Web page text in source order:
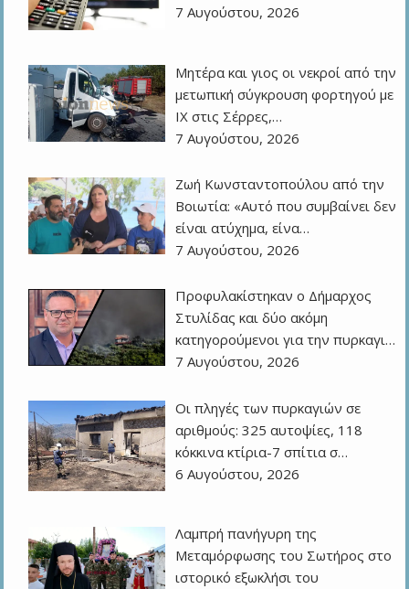
7 Αυγούστου, 2026
Μητέρα και γιος οι νεκροί από την
μετωπική σύγκρουση φορτηγού με
ΙΧ στις Σέρρες,…
7 Αυγούστου, 2026
Ζωή Κωνσταντοπούλου από την
Βοιωτία: «Αυτό που συμβαίνει δεν
είναι ατύχημα, είνα…
7 Αυγούστου, 2026
Προφυλακίστηκαν ο Δήμαρχος
Στυλίδας και δύο ακόμη
κατηγορούμενοι για την πυρκαγι…
7 Αυγούστου, 2026
Οι πληγές των πυρκαγιών σε
αριθμούς: 325 αυτοψίες, 118
κόκκινα κτίρια-7 σπίτια σ…
6 Αυγούστου, 2026
Λαμπρή πανήγυρη της
Μεταμόρφωσης του Σωτήρος στο
ιστορικό εξωκλήσι του